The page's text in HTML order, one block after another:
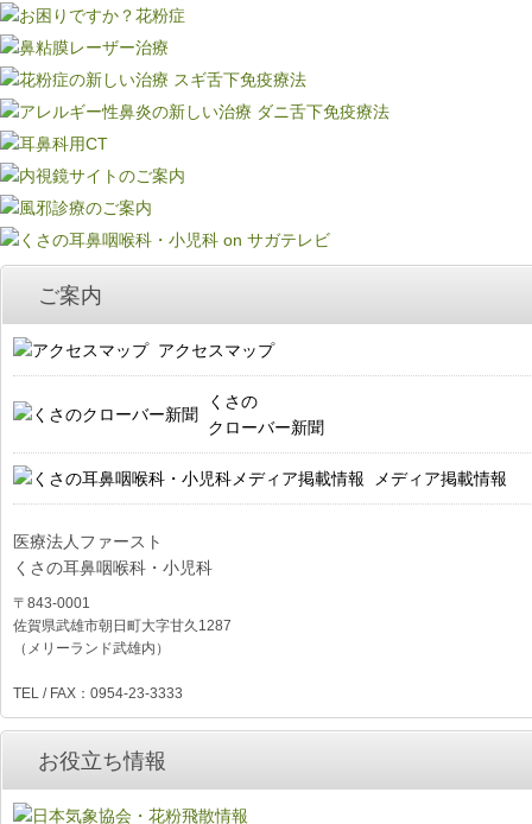
ご案内
アクセスマップ
くさの
クローバー新聞
メディア掲載情報
医療法人ファースト
くさの耳鼻咽喉科・小児科
〒843-0001
佐賀県武雄市朝日町大字甘久1287
（メリーランド武雄内）
TEL / FAX：0954-23-3333
お役立ち情報